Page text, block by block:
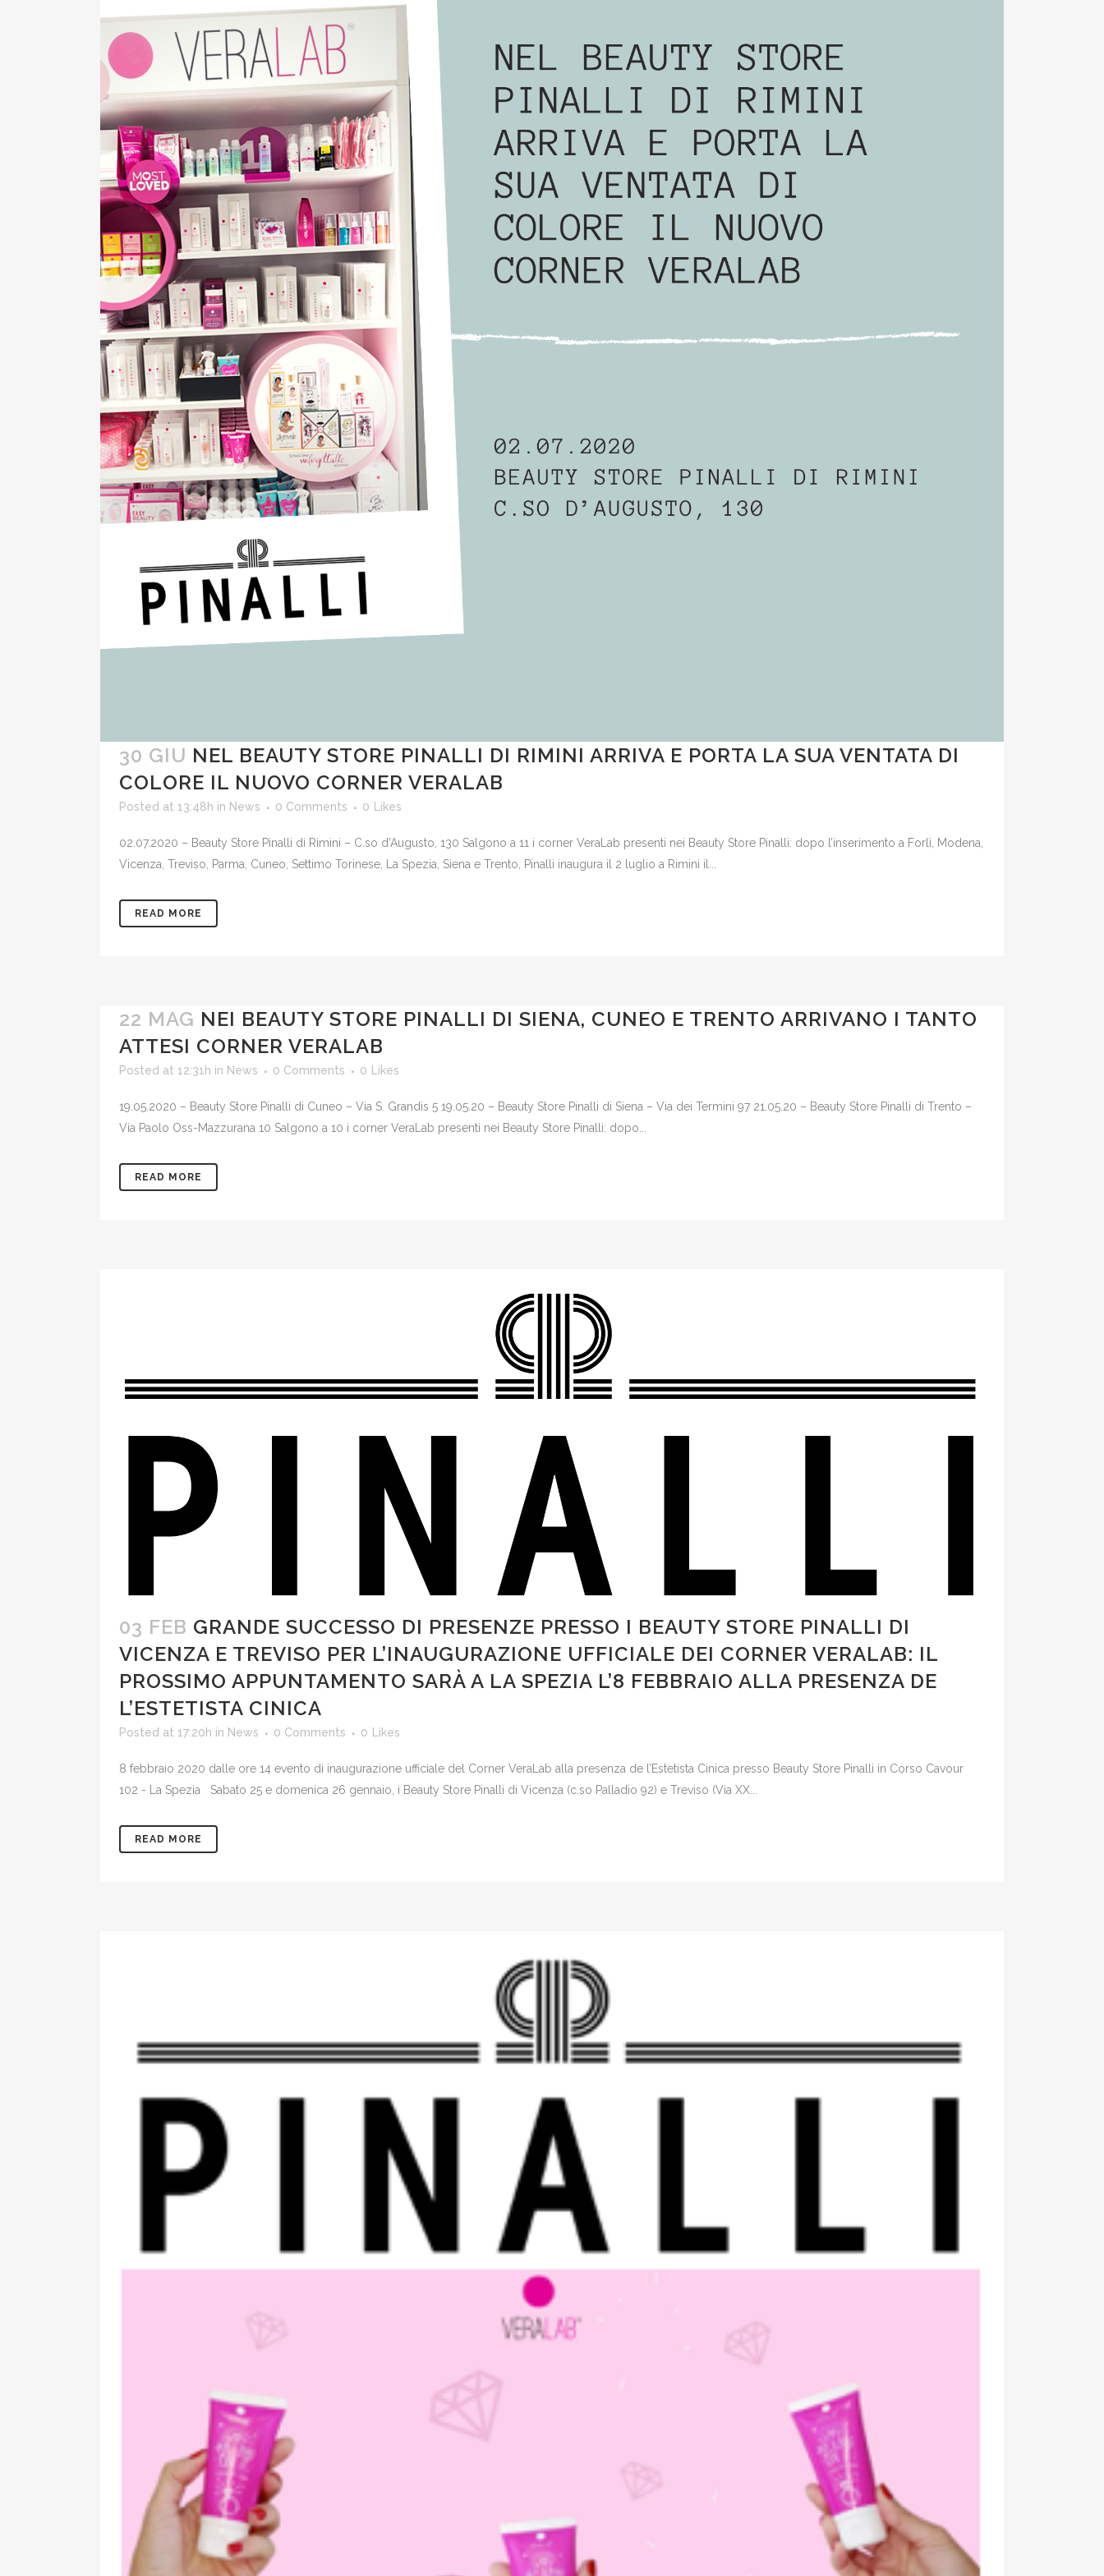
30 GIU NEL BEAUTY STORE PINALLI DI RIMINI ARRIVA E PORTA LA SUA VENTATA DI
COLORE IL NUOVO CORNER VERALAB
Posted at 13:48h in News 0 Comments 0 Likes
02.07.2020 – Beauty Store Pinalli di Rimini – C.so d’Augusto, 130 Salgono a 11 i corner VeraLab presenti nei Beauty Store Pinalli: dopo l’inserimento a Forlì, Modena,
Vicenza, Treviso, Parma, Cuneo, Settimo Torinese, La Spezia, Siena e Trento, Pinalli inaugura il 2 luglio a Rimini il...
READ MORE
22 MAG NEI BEAUTY STORE PINALLI DI SIENA, CUNEO E TRENTO ARRIVANO I TANTO
ATTESI CORNER VERALAB
Posted at 12:31h in News 0 Comments 0 Likes
19.05.2020 – Beauty Store Pinalli di Cuneo – Via S. Grandis 5 19.05.20 – Beauty Store Pinalli di Siena – Via dei Termini 97 21.05.20 – Beauty Store Pinalli di Trento –
Via Paolo Oss-Mazzurana 10 Salgono a 10 i corner VeraLab presenti nei Beauty Store Pinalli: dopo...
READ MORE
03 FEB GRANDE SUCCESSO DI PRESENZE PRESSO I BEAUTY STORE PINALLI DI
VICENZA E TREVISO PER L’INAUGURAZIONE UFFICIALE DEI CORNER VERALAB: IL
PROSSIMO APPUNTAMENTO SARÀ A LA SPEZIA L’8 FEBBRAIO ALLA PRESENZA DE
L’ESTETISTA CINICA
Posted at 17:20h in News 0 Comments 0 Likes
8 febbraio 2020 dalle ore 14 evento di inaugurazione ufficiale del Corner VeraLab alla presenza de l’Estetista Cinica presso Beauty Store Pinalli in Corso Cavour
102 - La Spezia Sabato 25 e domenica 26 gennaio, i Beauty Store Pinalli di Vicenza (c.so Palladio 92) e Treviso (Via XX...
READ MORE